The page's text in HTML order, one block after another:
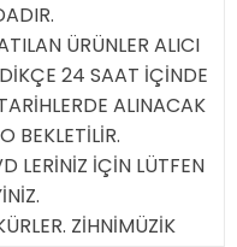
ÜRÜNLER ALICI
24 SAAT İÇİNDE
ALINACAK
BEKLETİLİR.
LERİNİZ İÇİN LÜTFEN
ZİHNİMÜZİK